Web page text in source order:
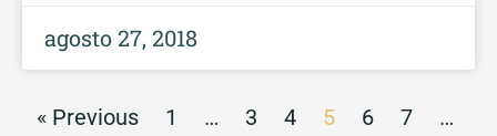
agosto 27, 2018
« Previous 1 … 3 4 5 6 7
…